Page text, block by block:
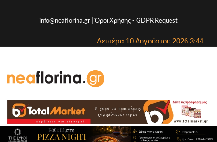
info@neaflorina.gr |Όροι Χρήσης- GDPR Request
Δευτέρα 10 Αυγούστου 2026 3:44